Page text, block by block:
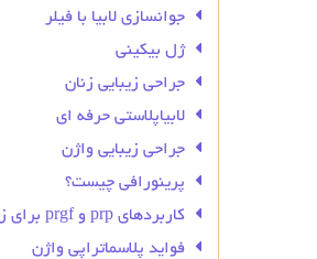
جوانسازی لابیا با فیلر
ژل بیکینی
جراحی زیبایی زنان
لابیاپلاستی حرفه ای
جراحی زیبایی واژن
پرینورافی چیست؟
کاربردهای prp و prgf برای زنان
فواید پلاسماتراپی واژن